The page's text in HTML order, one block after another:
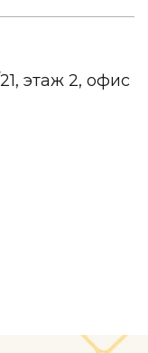
этаж 2, офис